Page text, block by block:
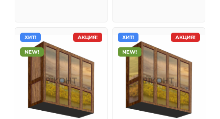
АКЦИЯ!
ХИТ!
NEW!
АКЦИЯ!
ХИТ!
NEW!